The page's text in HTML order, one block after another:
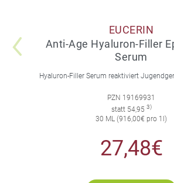
EUCERIN
Anti-Age Hyaluron-Filler
Serum
PZN 19169931
statt 54,95 3)
30 ML (916,00€ pro 1l)
27,48€